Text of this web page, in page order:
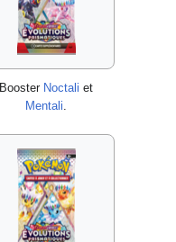
Booster Noctali et
Mentali.